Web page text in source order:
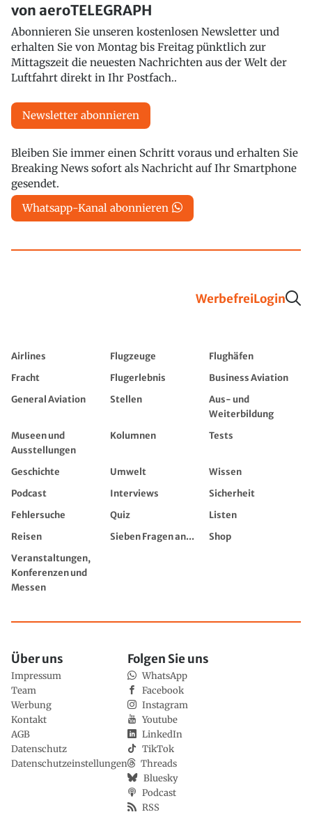
von aeroTELEGRAPH
Abonnieren Sie unseren kostenlosen Newsletter und
erhalten Sie von Montag bis Freitag pünktlich zur
Mittagszeit die neuesten Nachrichten aus der Welt der
Luftfahrt direkt in Ihr Postfach..
Newsletter abonnieren
Bleiben Sie immer einen Schritt voraus und erhalten Sie
Breaking News sofort als Nachricht auf Ihr Smartphone
gesendet.
Whatsapp-Kanal abonnieren
WerbefreiLogin
Airlines Flugzeuge
Flughäfen
Fracht
Flugerlebnis
Business Aviation
General Aviation
Stellen
Aus- und
Weiterbildung
Museen und
Ausstellungen
Kolumnen Tests
Geschichte Umwelt
Wissen
Podcast
Interviews
Sicherheit
Fehlersuche
Quiz
Listen
Reisen
Sieben Fragen an...
Shop
Veranstaltungen,
Konferenzen und
Messen
Über uns
Impressum
Team
Werbung
Kontakt
AGB
Datenschutz
Datenschutzeinstellungen
Folgen Sie uns
WhatsApp
Facebook
Instagram
Youtube
LinkedIn
TikTok
Threads
Bluesky
Podcast
RSS